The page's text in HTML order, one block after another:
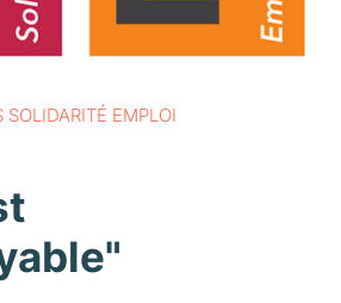
SOLIDARITÉ EMPLOI